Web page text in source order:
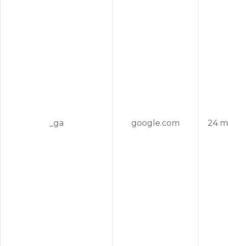
_ga google.com 24